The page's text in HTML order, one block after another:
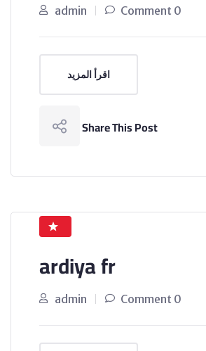
admin 0 Comment
اقرأ المزيد
Share This Post
ardiya fr
admin 0 Comment